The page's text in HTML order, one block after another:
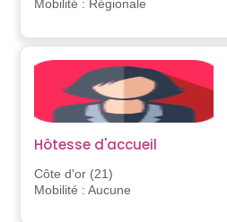
Mobilité : Régionale
Hôtesse d'accueil
Côte d'or (21)
Mobilité : Aucune